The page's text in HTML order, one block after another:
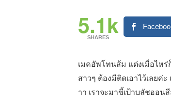
5.1k
SHARES
เมคอัพโทนส้ม แต่งเมื่อไห
สาวๆ ต้องมีติดเอาไว้เลย
าา เราจะมาชี้เป้าบลัชออน